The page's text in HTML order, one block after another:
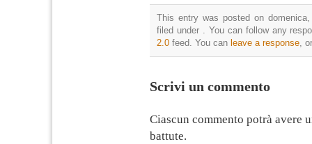
This entry was posted on
filed under . You can follow any
2.0 feed. You can leave a response,
Scrivi un commento
Ciascun commento potrà avere
battute.